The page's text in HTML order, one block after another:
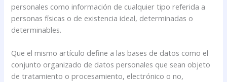
personales como información de cualquier tipo referida a
personas físicas o de existencia ideal, determinadas o
determinables.
Que el mismo artículo define a las bases de datos como el
conjunto organizado de datos personales que sean objeto
de tratamiento o procesamiento, electrónico o no,